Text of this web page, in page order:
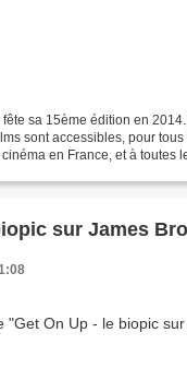
sa 15ème édition en
sont accessibles, pour
en France, et à toutes
sur James